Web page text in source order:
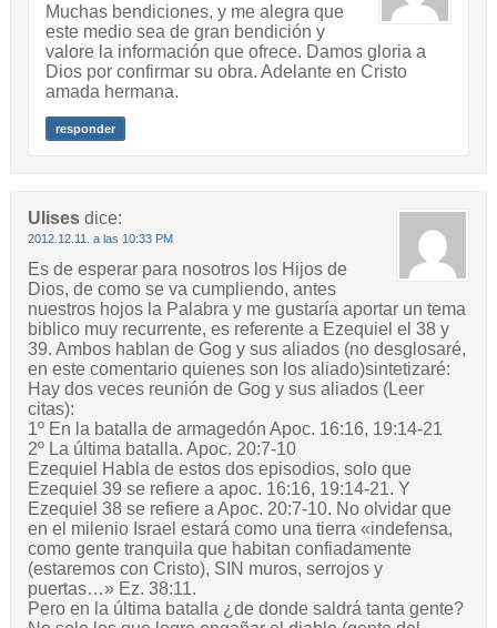
Muchas bendiciones, y me alegra que
este medio sea de gran bendición y
valore la información que ofrece. Damos gloria a
Dios por confirmar su obra. Adelante en Cristo
amada hermana.
responder
Ulises dice:
2012.12.11. a las 10:33 PM
Es de esperar para nosotros los Hijos de
Dios, de como se va cumpliendo, antes
nuestros hojos la Palabra y me gustaría aportar un tema
biblico muy recurrente, es referente a Ezequiel el 38 y
39. Ambos hablan de Gog y sus aliados (no desglosaré,
en este comentario quienes son los aliado)sintetizaré:
Hay dos veces reunión de Gog y sus aliados (Leer
citas):
1º En la batalla de armagedón Apoc. 16:16, 19:14-21
2º La última batalla. Apoc. 20:7-10
Ezequiel Habla de estos dos episodios, solo que
Ezequiel 39 se refiere a apoc. 16:16, 19:14-21. Y
Ezequiel 38 se refiere a Apoc. 20:7-10. No olvidar que
en el milenio Israel estará como una tierra «indefensa,
como gente tranquila que habitan confiadamente
(estaremos con Cristo), SIN muros, serrojos y
puertas…» Ez. 38:11.
Pero en la última batalla ¿de donde saldrá tanta gente?